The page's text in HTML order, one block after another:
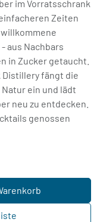
im Vorratsschrank
Zeiten
aus Nachbars
in Zucker getaucht.
Distillery fängt die
ein und lädt
neu zu entdecken.
genossen